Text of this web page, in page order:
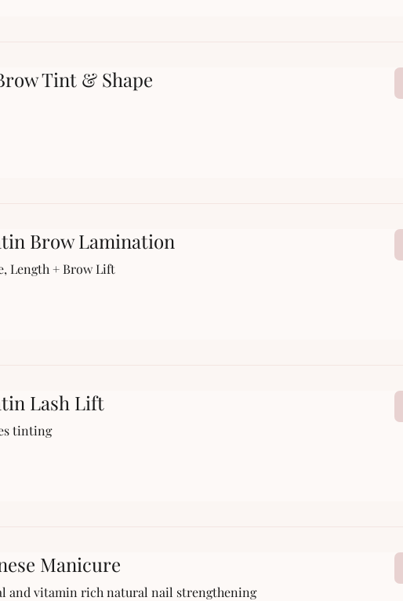
Tint & Shape
Brow Lamination
Length + Brow Lift
Lash Lift
tinting
Manicure
and vitamin rich natural nail strengthening